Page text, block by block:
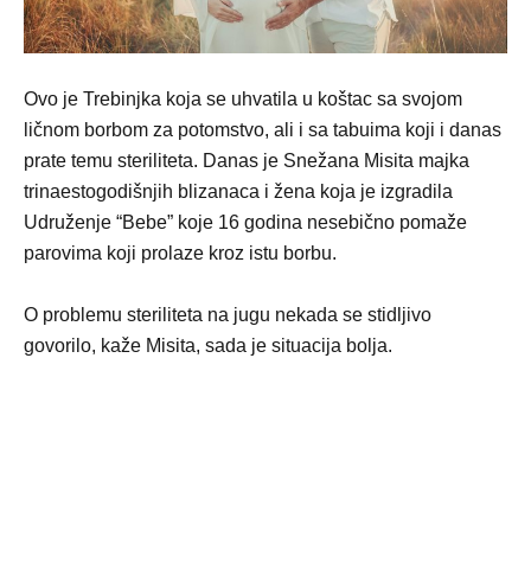
Ovo je Trebinjka koja se uhvatila u koštac sa svojom
ličnom borbom za potomstvo, ali i sa tabuima koji i danas
prate temu steriliteta. Danas je Snežana Misita majka
trinaestogodišnjih blizanaca i žena koja je izgradila
Udruženje “Bebe” koje 16 godina nesebično pomaže
parovima koji prolaze kroz istu borbu.
O problemu steriliteta na jugu nekada se stidljivo
govorilo, kaže Misita, sada je situacija bolja.